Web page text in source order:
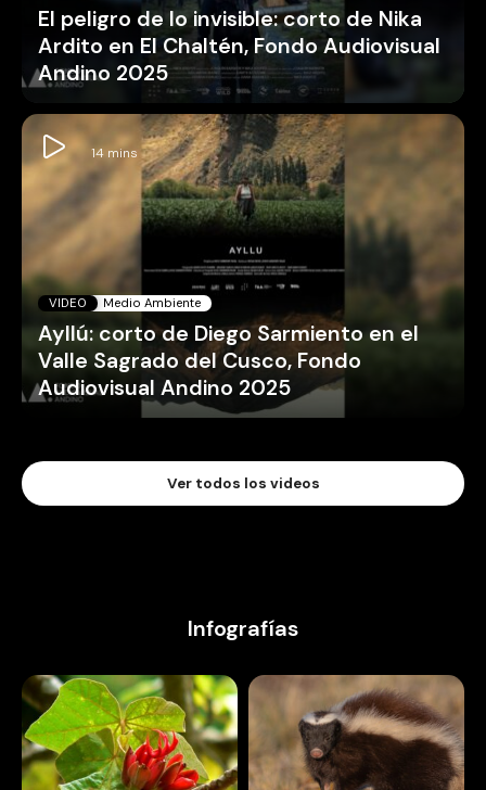
El peligro de lo invisible: corto de Nika
Ardito en El Chaltén, Fondo Audiovisual
Andino 2025
VIDEO Medio Ambiente
Ayllú: corto de Diego Sarmiento en el
Valle Sagrado del Cusco, Fondo
Audiovisual Andino 2025
Ver todos los videos
Infografías